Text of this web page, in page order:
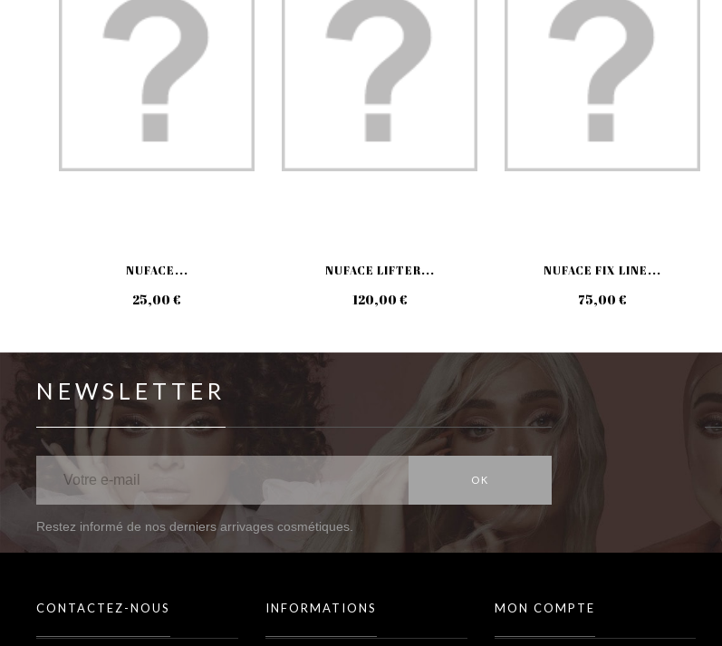
NUFACE...
25,00 €
NUFACE LIFTER...
120,00 €
NUFACE FIX LINE...
75,00 €
NEWSLETTER
OK
Restez informé de nos derniers arrivages cosmétiques.
CONTACTEZ-NOUS INFORMATIONS MON COMPTE